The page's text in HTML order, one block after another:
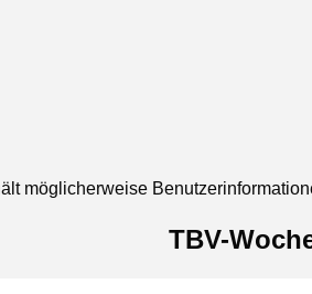
möglicherweise
TBV-